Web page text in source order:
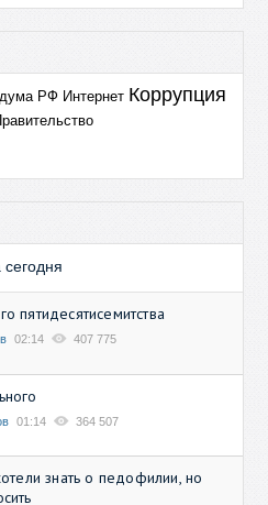
РФ Интернет Коррупция
сегодня
пятидесятисемитства
02:14 407 775
01:14 364 507
знать о педофилии, но